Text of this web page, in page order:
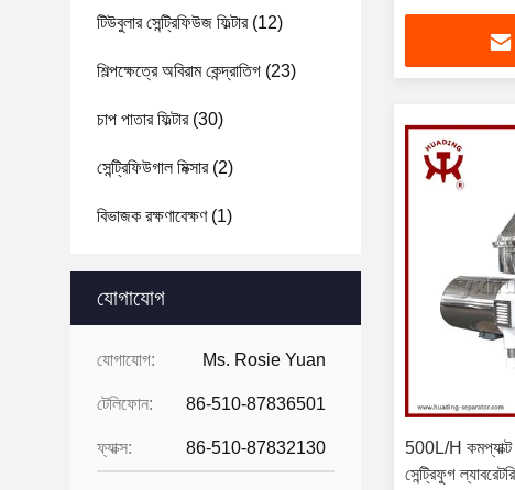
টিউবুলার সেন্ট্রিফিউজ ফিল্টার(12)
শিল্পক্ষেত্রে অবিরাম কেন্দ্রাতিগ (23)
চাপ পাতার ফিল্টার(30)
সেন্ট্রিফিউগাল মিক্সার(2)
বিভাজক রক্ষণাবেক্ষণ(1)
যোগাযোগ
যোগাযোগ: Ms. Rosie Yuan
টেলিফোন: 86-510-87836501
ফ্যাক্স: 86-510-87832130
500L/H কমপ্যাক্ট
সেন্ট্রিফুগ